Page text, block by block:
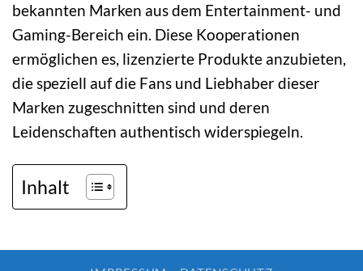
bekannten Marken aus dem Entertainment- und
Gaming-Bereich ein. Diese Kooperationen
ermöglichen es, lizenzierte Produkte anzubieten,
die speziell auf die Fans und Liebhaber dieser
Marken zugeschnitten sind und deren
Leidenschaften authentisch widerspiegeln.
Inhalt